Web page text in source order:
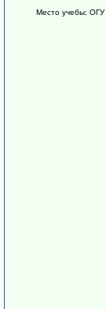
Место учебы: ОГУ